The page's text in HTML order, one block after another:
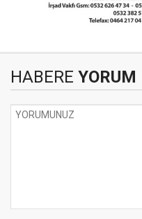
HABERE YORUM